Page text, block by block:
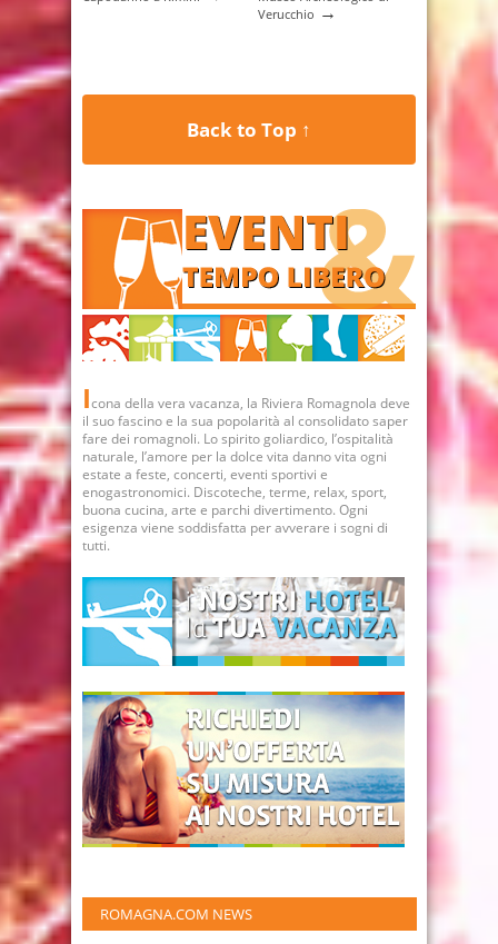
Verucchio →
Back to Top ↑
Icona della vera vacanza, la Riviera Romagnola deve
il suo fascino e la sua popolarità al consolidato saper
fare dei romagnoli. Lo spirito goliardico, l’ospitalità
naturale, l’amore per la dolce vita danno vita ogni
estate a feste, concerti, eventi sportivi e
enogastronomici. Discoteche, terme, relax, sport,
buona cucina, arte e parchi divertimento. Ogni
esigenza viene soddisfatta per avverare i sogni di
tutti.
ROMAGNA.COM NEWS